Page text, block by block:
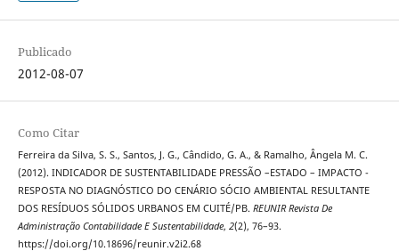
Publicado
2012-08-07
Como Citar
Ferreira da Silva, S. S., Santos, J. G., Cândido, G. A., & Ramalho, Ângela M. C.
(2012). INDICADOR DE SUSTENTABILIDADE PRESSÃO –ESTADO – IMPACTO -
RESPOSTA NO DIAGNÓSTICO DO CENÁRIO SÓCIO AMBIENTAL RESULTANTE
DOS RESÍDUOS SÓLIDOS URBANOS EM CUITÉ/PB. REUNIR Revista De
Administração Contabilidade E Sustentabilidade, 2(2), 76–93.
https://doi.org/10.18696/reunir.v2i2.68